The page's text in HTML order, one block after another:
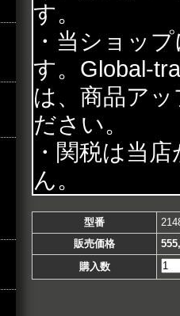
す。
・当ショッ
す。Global-
は、商品ア
ださい。
・関税は当
ん。
型番
販売価格
購入数